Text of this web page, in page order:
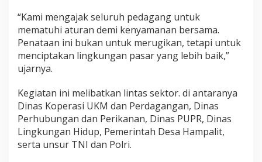
“Kami mengajak seluruh pedagang untuk
mematuhi aturan demi kenyamanan bersama.
Penataan ini bukan untuk merugikan, tetapi untuk
menciptakan lingkungan pasar yang lebih baik,”
ujarnya.
Kegiatan ini melibatkan lintas sektor. di antaranya
Dinas Koperasi UKM dan Perdagangan, Dinas
Perhubungan dan Perikanan, Dinas PUPR, Dinas
Lingkungan Hidup, Pemerintah Desa Hampalit,
serta unsur TNI dan Polri.